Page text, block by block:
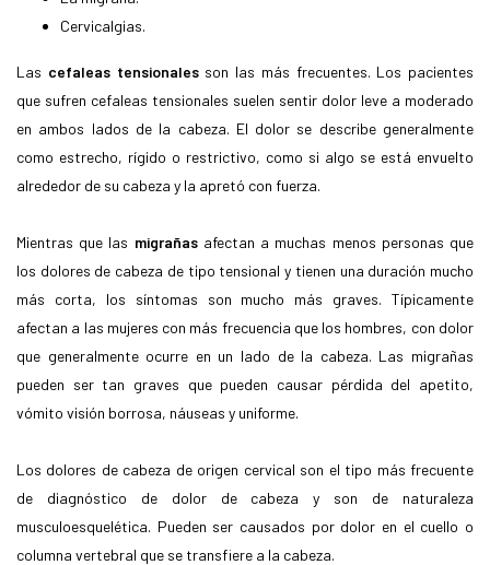
Cervicalgias.
Las cefaleas tensionalesson las más frecuentes. Los pacientes
que sufren cefaleas tensionales suelen sentir dolor leve a moderado
en ambos lados de la cabeza. El dolor se describe generalmente
como estrecho, rígido o restrictivo, como si algo se está envuelto
alrededor de su cabeza y la apretó con fuerza.
Mientras que las migrañasafectan a muchas menos personas que
los dolores de cabeza de tipo tensional y tienen una duración mucho
más corta, los síntomas son mucho más graves. Típicamente
afectan a las mujeres con más frecuencia que los hombres, con dolor
que generalmente ocurre en un lado de la cabeza. Las migrañas
pueden ser tan graves que pueden causar pérdida del apetito,
vómito visión borrosa, náuseas y uniforme.
Los dolores de cabeza de origen cervical son el tipo más frecuente
de diagnóstico de dolor de cabeza y son de naturaleza
musculoesquelética. Pueden ser causados por dolor en el cuello o
columna vertebral que se transfiere a la cabeza.